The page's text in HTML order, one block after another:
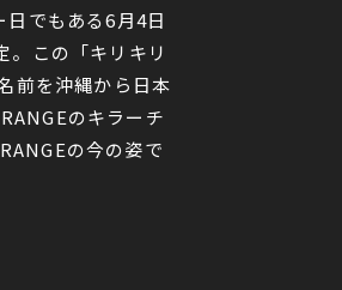
日でもある6月4日
。この「キリキリ
前を沖縄から日本
のキラーチ
の今の姿で